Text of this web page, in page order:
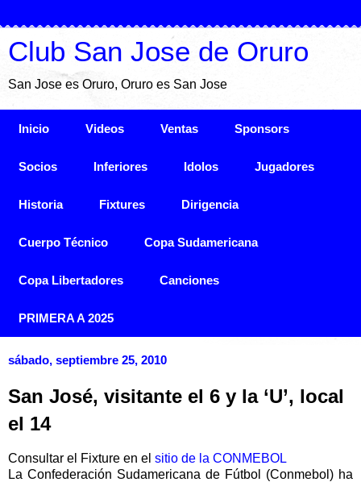
Club San Jose de Oruro
San Jose es Oruro, Oruro es San Jose
Inicio Videos Ventas Sponsors
Socios Inferiores Idolos Jugadores
Historia Fixtures Dirigencia
Cuerpo Técnico Copa Sudamericana
Copa Libertadores Canciones
PRIMERA A 2025
sábado, septiembre 25, 2010
San José, visitante el 6 y la ‘U’, local
el 14
Consultar el Fixture en el sitio de la CONMEBOL
La Confederación Sudamericana de Fútbol (Conmebol) ha